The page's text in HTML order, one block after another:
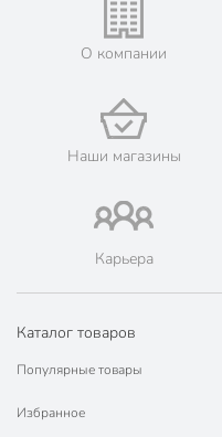
Мы предлагаем
«игры» при заказе от
Нариманов, Икряное,
Чёрный Яр.
💳 Оплата: онлайн на
наличными при
📜 Только
Порядок -
марок.
О компании
Наши магазины
Карьера
Каталог товаров
Популярные товары
Избранное